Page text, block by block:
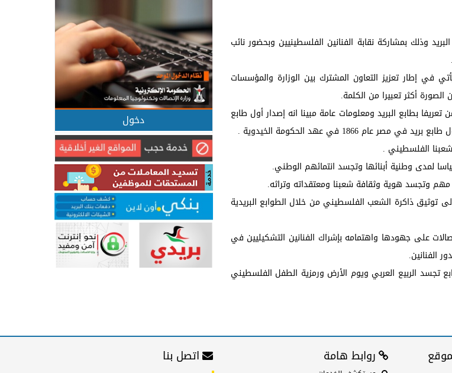
وذلك بمشاركة نقابة الفنانين الفلسطينيين وبحضور نائب
في إطار تعزيز التعاون المشترك بين الوزارة والمؤسسات
أكثر تعبيرا من الكلمة.
بطابع البريد ومعلومات عامة مبينا انه إصدار أول طابع
الفلسطيني .
لمدى وطنية أبنائها وتجسد انتمائهم الوطني.
وتجسد هوية وثقافة شعبنا ومعتقداته وتراثه.
توثيق ذاكرة الشعب الفلسطيني من خلال الطوابع البريدية
على جهودها واهتمامه بإشراك الفنانين التشكيليين في
الفنانين.
تجسد الربيع العربي ويوم الأرض ورمزية الطفل الفلسطيني
دخول
روابط هامة اتصل بنا